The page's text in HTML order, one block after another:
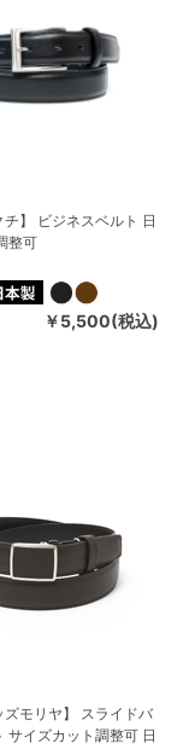
チ】 ビジネスベルト 日
整可
￥5,500(税込)
ズモリヤ】 スライドバ
サイズカット調整可 日